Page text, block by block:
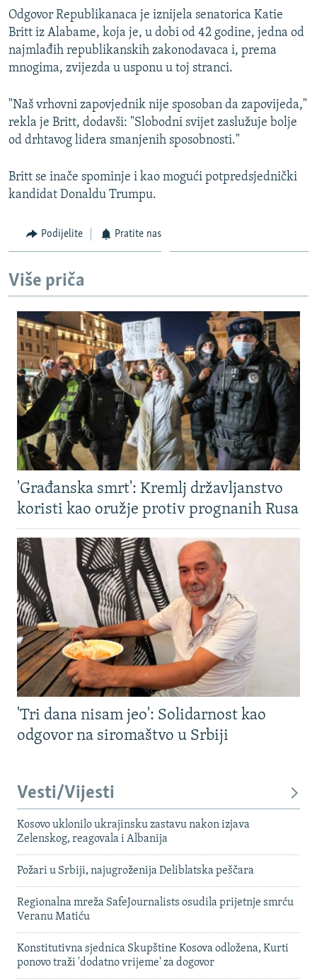
Odgovor Republikanaca je iznijela senatorica Katie
Britt iz Alabame, koja je, u dobi od 42 godine, jedna od
najmlađih republikanskih zakonodavaca i, prema
mnogima, zvijezda u usponu u toj stranci.
"Naš vrhovni zapovjednik nije sposoban da zapovijeda,"
rekla je Britt, dodavši: "Slobodni svijet zaslužuje bolje
od drhtavog lidera smanjenih sposobnosti."
Britt se inače spominje i kao mogući potpredsjednički
kandidat Donaldu Trumpu.
Podijelite Pratite nas
Više priča
'Građanska smrt': Kremlj državljanstvo
koristi kao oružje protiv prognanih Rusa
'Tri dana nisam jeo': Solidarnost kao
odgovor na siromaštvo u Srbiji
Vesti/Vijesti
Kosovo uklonilo ukrajinsku zastavu nakon izjava
Zelenskog, reagovala i Albanija
Požari u Srbiji, najugroženija Deliblatska peščara
Regionalna mreža SafeJournalists osudila prijetnje smrću
Veranu Matiću
Konstitutivna sjednica Skupštine Kosova odložena, Kurti
ponovo traži 'dodatno vrijeme' za dogovor